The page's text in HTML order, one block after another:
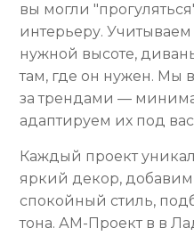
вы могли
интерьеру.
нужной высоте,
там, где он нужен. Мы
за трендами —
адаптируем их под
Каждый проект
яркий декор,
спокойный стиль,
тона. АМ-Проект в в